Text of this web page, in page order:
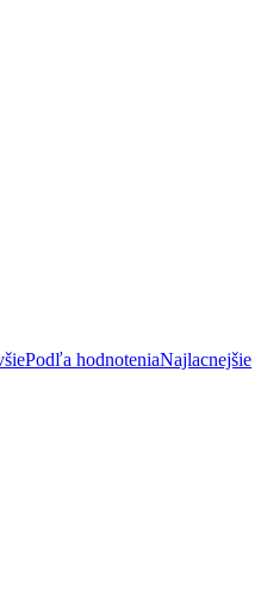
Podľa hodnoteniaNajlacnejšie